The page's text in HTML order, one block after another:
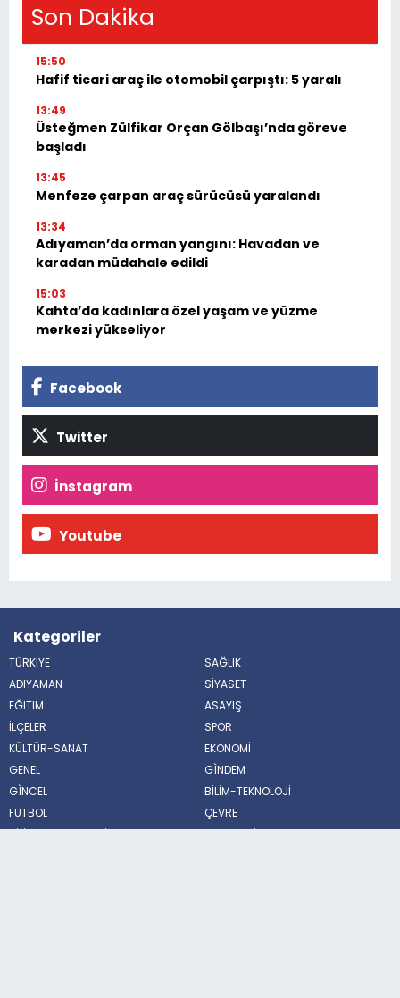
Son Dakika
15:50
Hafif ticari araç ile otomobil çarpıştı: 5 yaralı
13:49
Üsteğmen Zülfikar Orçan Gölbaşı’nda göreve
başladı
13:45
Menfeze çarpan araç sürücüsü yaralandı
13:34
Adıyaman’da orman yangını: Havadan ve
karadan müdahale edildi
15:03
Kahta’da kadınlara özel yaşam ve yüzme
merkezi yükseliyor
Facebook
Twitter
İnstagram
Youtube
Kategoriler
TÜRKİYE
SAĞLIK
ADIYAMAN
SİYASET
EĞİTİM
ASAYİŞ
İLÇELER
SPOR
KÜLTÜR-SANAT
EKONOMİ
GENEL
GÌNDEM
GÌNCEL
BİLİM-TEKNOLOJİ
FUTBOL
ÇEVRE
BİLİM VE TEKNOLOJİ
HABERDE İNSAN